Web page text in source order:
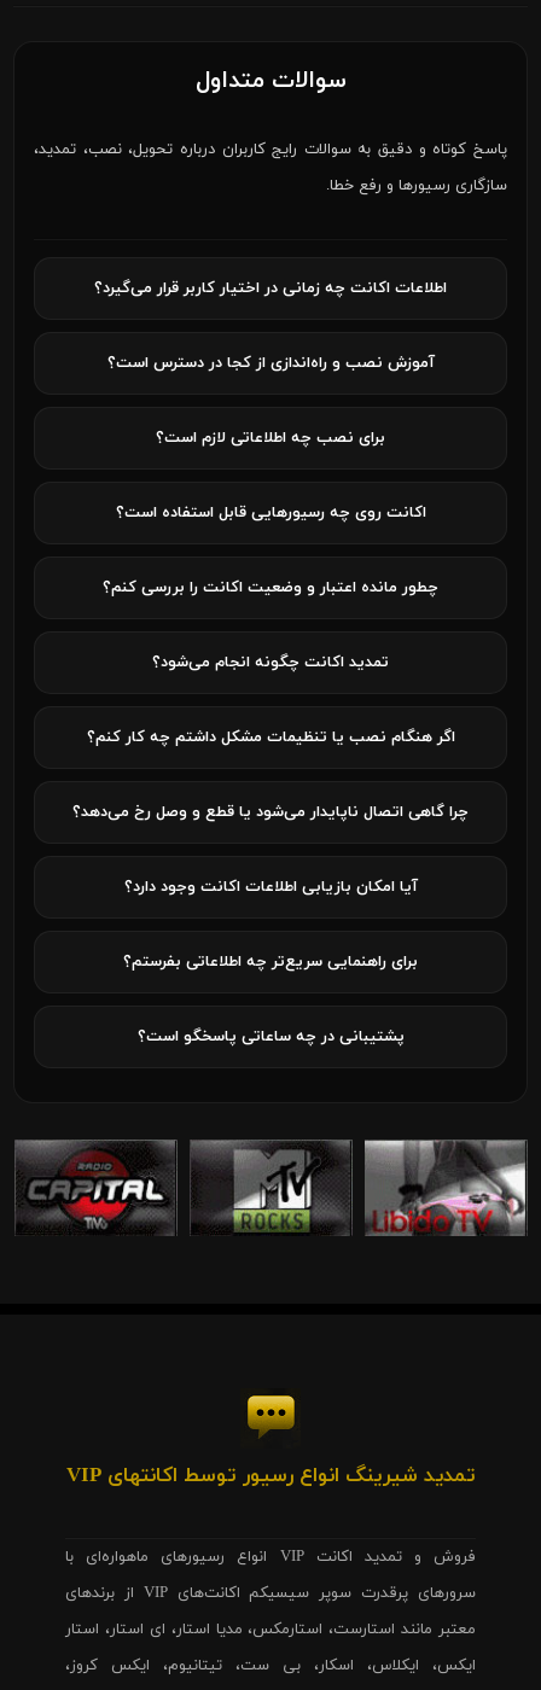
سوالات متداول
پاسخ کوتاه و دقیق به سوالات رایج کاربران درباره تحویل، نصب، تمدید،
سازگاری رسیورها و رفع خطا.
اطلاعات اکانت چه زمانی در اختیار کاربر قرار می‌گیرد؟
آموزش نصب و راه‌اندازی از کجا در دسترس است؟
برای نصب چه اطلاعاتی لازم است؟
اکانت روی چه رسیورهایی قابل استفاده است؟
چطور مانده اعتبار و وضعیت اکانت را بررسی کنم؟
تمدید اکانت چگونه انجام می‌شود؟
اگر هنگام نصب یا تنظیمات مشکل داشتم چه کار کنم؟
چرا گاهی اتصال ناپایدار می‌شود یا قطع و وصل رخ می‌دهد؟
آیا امکان بازیابی اطلاعات اکانت وجود دارد؟
برای راهنمایی سریع‌تر چه اطلاعاتی بفرستم؟
پشتیبانی در چه ساعاتی پاسخگو است؟
تمدید شیرینگ انواع رسیور توسط اکانتهای VIP
فروش و تمدید اکانت VIP انواع رسیورهای ماهواره‌ای با
سرورهای پرقدرت سوپر سیسیکم اکانت‌های VIP از برندهای
معتبر مانند استارست، استارمکس، مدیا استار، ای استار، استار
ایکس، ایکلاس، اسکار، بی ست، تیتانیوم، ایکس کروز،